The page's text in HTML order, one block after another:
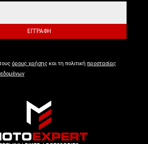
ΕΓΓΡΑΦΉ
όρους χρήσης και τη πολιτική προστασίας